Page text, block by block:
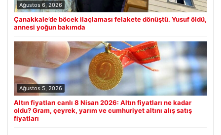
Ağustos 6, 2026
Çanakkale’de böcek ilaçlaması felakete dönüştü. Yusuf öldü,
annesi yoğun bakımda
Ağustos 5, 2026
Altın fiyatları canlı 8 Nisan 2026: Altın fiyatları ne kadar
oldu? Gram, çeyrek, yarım ve cumhuriyet altını alış satış
fiyatları